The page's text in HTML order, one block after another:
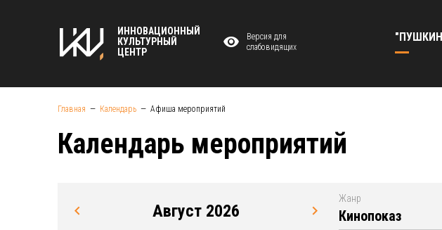
ИННОВАЦИОННЫЙ
КУЛЬТУРНЫЙ
ЦЕНТР
Версия для
слабовидящих
Главная Календарь Афиша мероприятий
Календарь мероприятий
Август 2026
Жанр